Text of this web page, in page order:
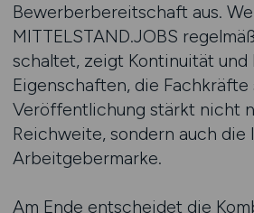
Bewerberbereitschaft aus.
MITTELSTAND.JOBS
schaltet, zeigt Kontinuität und
Eigenschaften, die
Veröffentlichung stärkt nicht
Reichweite, sondern auch die
Arbeitgebermarke.
Am Ende entscheidet die